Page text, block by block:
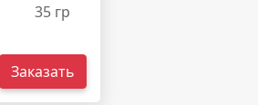
35 гр
Заказать